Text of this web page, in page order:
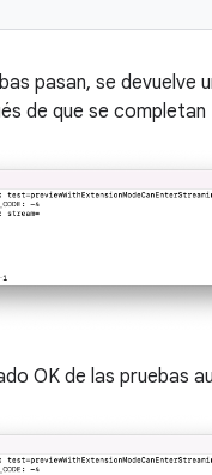
pasan, se devuelve
de que se
OK de las pruebas